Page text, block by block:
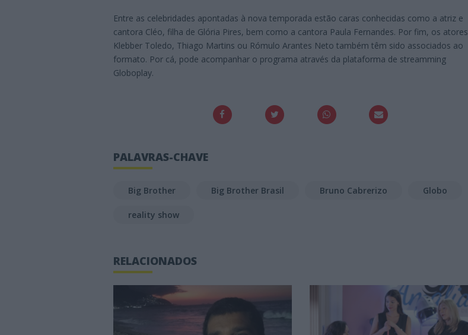
Entre as celebridades apontadas à nova temporada estão caras conhecidas como a atriz e
cantora Cléo, filha de Glória Pires, bem como a cantora Paula Fernandes. Por fim, os atores
Klebber Toledo, Thiago Martins ou Rómulo Arantes Neto também têm sido associados ao
formato. Por cá, pode acompanhar o programa através da plataforma de streamming
Globoplay.
PALAVRAS-CHAVE
Big Brother Big Brother Brasil Bruno Cabrerizo Globo
reality show
RELACIONADOS